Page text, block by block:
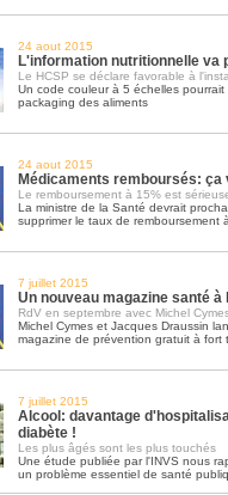
24 aout 2015
L'information nutritionnelle va
Le HCSP se déclare favorable à
Un code couleur à 5 échelles
packaging des aliments
24 aout 2015
Médicaments remboursés: ça
Le remboursement à 15% est
La ministre de la Santé devrait
supprimer le taux de remboursement
7 juillet 2015
Un nouveau magazine santé à
RdV en septembre avec Michel
Michel Cymes et Jacques Draussin
magazine de prévention gratuit à fort
7 juillet 2015
Alcool: davantage
diabète !
Les plus âgés sont les plus touchés
Une étude publiée par l'INVS nous
un problème essentiel de santé